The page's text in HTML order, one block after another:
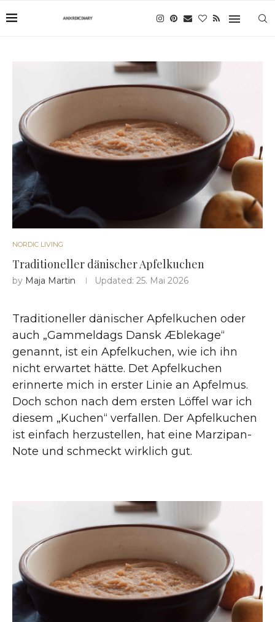
NORDIC LIVING
Traditioneller dänischer Apfelkuchen
by Maja Martin Updated: 25. Mai 2026
Traditioneller dänischer Apfelkuchen oder
auch „Gammeldags Dansk Æblekage“
genannt, ist ein Apfelkuchen, wie ich ihn
nicht erwartet hätte. Det Apfelkuchen
erinnerte mich in erster Linie an Apfelmus.
Doch schon nach dem ersten Löffel war ich
diesem „Kuchen“ verfallen. Der Apfelkuchen
ist einfach herzustellen, hat eine Marzipan-
Note und schmeckt wirklich gut.